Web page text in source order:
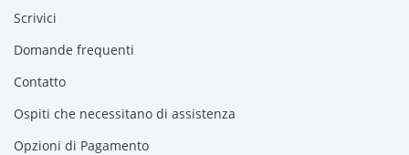
Scrivici
Domande frequenti
Contatto
Ospiti che necessitano di assistenza
Opzioni di Pagamento